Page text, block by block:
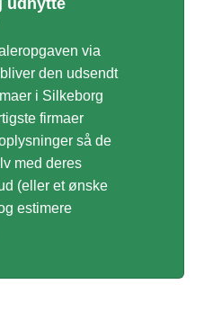
udnytte
via
den udsendt
i Silkeborg
firmaer
så de
med deres
(eller et ønske
estimere